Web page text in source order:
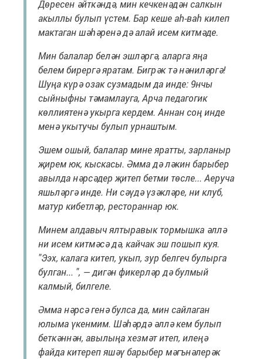
Дөресен әйткәндә, мин кечкенәдән салкын
акыллы булып үстем. Бар кеше аһ-ваһ килеп
мактаган шәһәренә дә алай исем китмәде.
Мин балалар белән эшләргә, аларга яңа
белем бирергә яратам. Бигрәк тә нәниләргә!
Шуңа күрә озак сузмадым да инде: 9нчы
сыйныфны тәмамлауга, Арча педагогик
көллиятенә укырга кердем. Аннан соң инде
менә укытучы булып урнаштым.
Эшем ошый, балалар мине яратты, зарланыр
җирем юк, кыскасы. Әмма дә ләкин барыбер
авылда нәрсәдер җитеп бетми төсле... Аеруча
яшьләргә инде. Ни сәүдә үзәкләре, ни клуб,
матур кибетләр, рестораннар юк.
Минем алдавыч ялтыравык тормышка әллә
ни исем китмәсә дә, кайчак эш пошып куя.
"Ээх, калага китеп, укып, зур белгеч булырга
булган... ", — дигән фикерләр дә булмый
калмый, билгеле.
Әмма нәрсә генә булса да, мин сайлаган
юлыма үкенмим. Шәһәрдә әллә кем булып
беткәннән, авылыңа хезмәт итеп, илеңә
файда китереп яшәү барыбер мәгънәлерәк